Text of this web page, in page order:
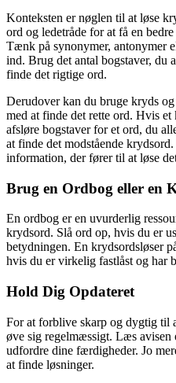
Konteksten er nøglen til at løse
ord og ledetråde for at få en
Tænk på synonymer, antonymer
ind. Brug det antal bogstaver, du
finde det rigtige ord.
Derudover kan du bruge kryds
med at finde det rette ord. Hvis
afsløre bogstaver for et ord, du
at finde det modstående
information, der fører til at løse
Brug en Ordbog eller en
En ordbog er en uvurderlig
krydsord. Slå ord op, hvis du er
betydningen. En krydsordsløser
hvis du er virkelig fastlåst og har
Hold Dig Opdateret
For at forblive skarp og dygtig til
øve sig regelmæssigt. Læs
udfordre dine færdigheder. Jo
at finde løsninger.